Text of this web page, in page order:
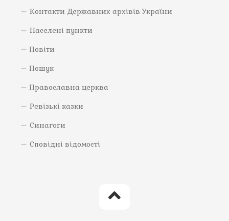
Контакти Державних архівів України
Населені пункти
Повіти
Пошук
Православна церква
Ревізькі казки
Синагоги
Сповідні відомості